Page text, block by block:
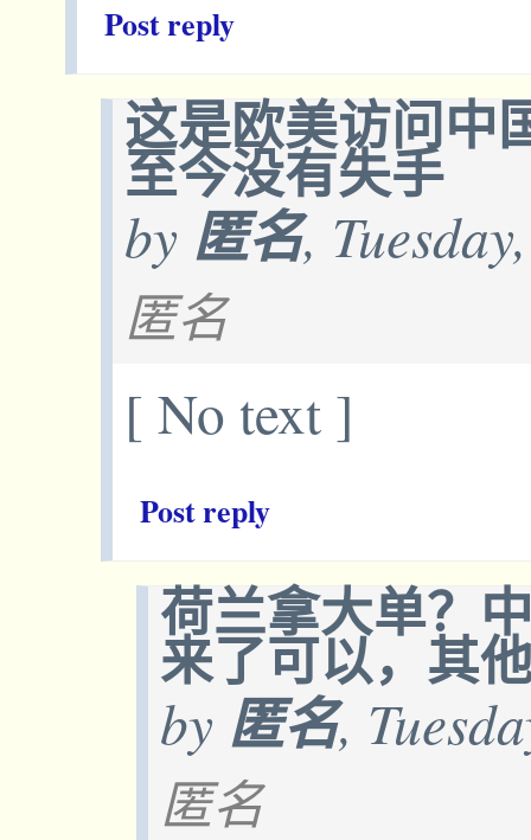
Post reply
这是欧美访问中
至今没有失手
by 匿名,
匿名
[ No text ]
Post reply
荷兰拿大单？
来了可以，其
by 匿名,
匿名